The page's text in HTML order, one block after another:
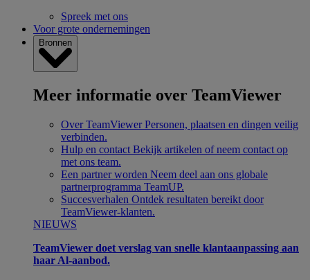
Spreek met ons
Voor grote ondernemingen
Bronnen
Meer informatie over TeamViewer
Over TeamViewer Personen, plaatsen en dingen veilig
verbinden.
Hulp en contact Bekijk artikelen of neem contact op
met ons team.
Een partner worden Neem deel aan ons globale
partnerprogramma TeamUP.
Succesverhalen Ontdek resultaten bereikt door
TeamViewer-klanten.
NIEUWS
TeamViewer doet verslag van snelle klantaanpassing aan
haar Al-aanbod.